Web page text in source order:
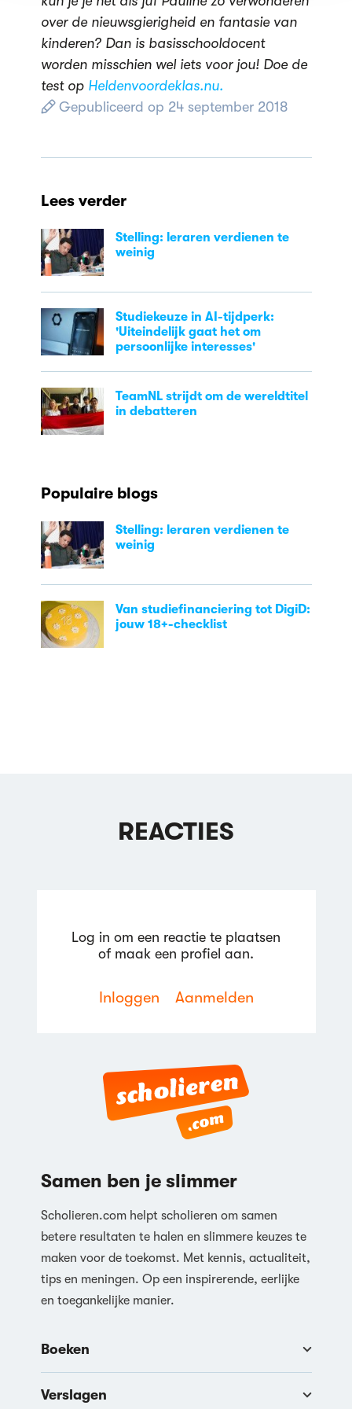
over de nieuwsgierigheid en fantasie van
kinderen? Dan is basisschooldocent
worden misschien wel iets voor jou! Doe de
test op Heldenvoordeklas.nu.
Gepubliceerd op 24 september 2018
Lees verder
Stelling: leraren verdienen te
weinig
Studiekeuze in AI-tijdperk:
'Uiteindelijk gaat het om
persoonlijke interesses'
TeamNL strijdt om de wereldtitel
in debatteren
Populaire blogs
Stelling: leraren verdienen te
weinig
Van studiefinanciering tot DigiD:
jouw 18+-checklist
REACTIES
Log in om een reactie te plaatsen
of maak een profiel aan.
Inloggen Aanmelden
Samen ben je slimmer
Scholieren.com helpt scholieren om samen
betere resultaten te halen en slimmere keuzes te
maken voor de toekomst. Met kennis, actualiteit,
tips en meningen. Op een inspirerende, eerlijke
en toegankelijke manier.
Boeken
Verslagen